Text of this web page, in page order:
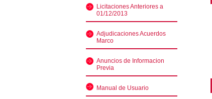
Licitaciones Anteriores a
01/12/2013
Adjudicaciones Acuerdos
Marco
Anuncios de Informacion
Previa
Manual de Usuario